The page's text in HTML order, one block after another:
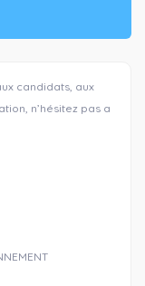
candidats, aux
n’hésitez pas a